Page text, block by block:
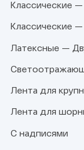
Классические —
Классические —
Латексные —
Лента для
Лента для
С надписями